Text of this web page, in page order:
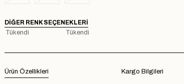
DIĞER RENK SEÇENEKLERI
Tükendi
Tükendi
Ürün Özellikleri Kargo Bilgileri